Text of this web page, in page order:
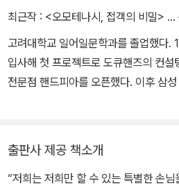
음소리를 기억하려고 하는 듯했다. 그때
˝아……. 저희는 2인분을 예약했는데요.
요?˝
캐스트는 A씨 부부의 접시와 함께 주
를 가져왔다.
최근작 : <오모테나시, 접객의 비밀> …
고려대학교 일어일문학과를 졸업했다.
입사해 첫 프로젝트로 도큐핸즈의 컨
전문점 핸드피아를 오픈했다. 이후 삼
본에 한국 패션을 널리 알리고 있다.
출판사 제공 책소개
“저희는 저희만 할 수 있는 특별한 손